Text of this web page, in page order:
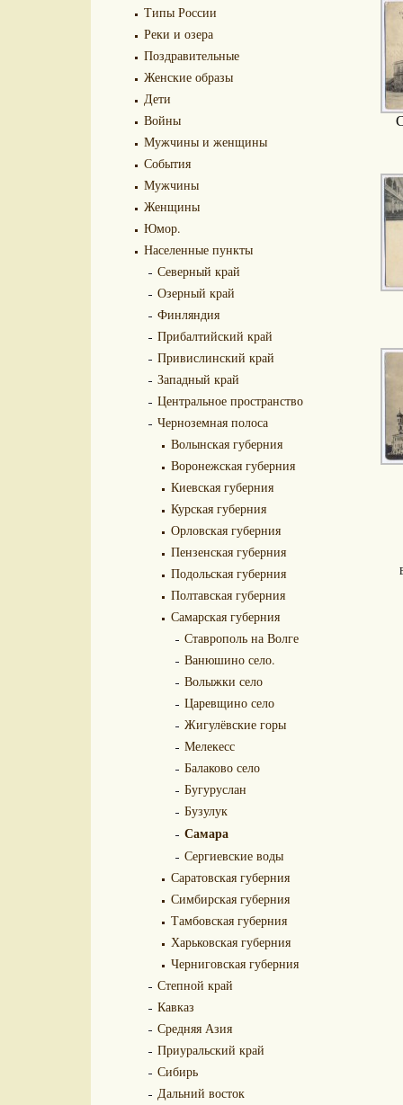
Типы России
Реки и озера
Поздравительные
Женские образы
Дети
Войны
Мужчины и женщины
События
Мужчины
Женщины
Юмор.
Населенные пункты
Северный край
Озерный край
Финляндия
Прибалтийский край
Привислинский край
Западный край
Центральное пространство
Черноземная полоса
Волынская губерния
Воронежская губерния
Киевская губерния
Курская губерния
Орловская губерния
Пензенская губерния
Подольская губерния
Полтавская губерния
Самарская губерния
Ставрополь на Волге
Ванюшино село.
Волыжки село
Царевщино село
Жигулёвские горы
Мелекесс
Балаково село
Бугуруслан
Бузулук
Самара
Сергиевские воды
Саратовская губерния
Симбирская губерния
Тамбовская губерния
Харьковская губерния
Черниговская губерния
Степной край
Кавказ
Средняя Азия
Приуральский край
Сибирь
Дальний восток